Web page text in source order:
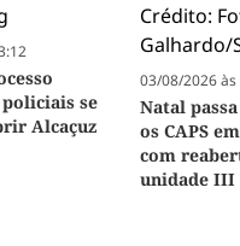
se
Alcaçuz
03/08/2026 às
Natal
os CAPS
com
unidade III